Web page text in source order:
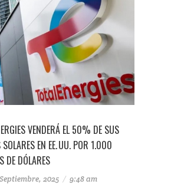
VENDERÁ EL 50% DE SUS
EN EE. UU. POR 1.000
DE DÓLARES
2025 / 9:48 am